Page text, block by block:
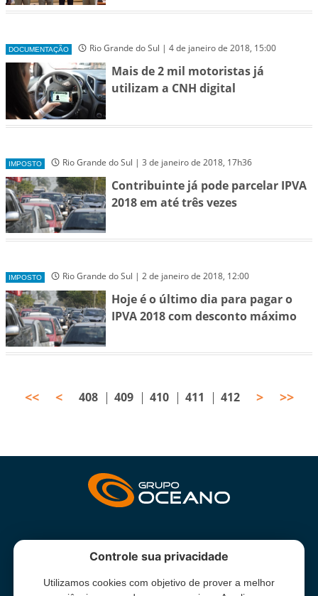
DOCUMENTAÇÃO Rio Grande do Sul | 4 de janeiro de 2018, 15:00
Mais de 2 mil motoristas já
utilizam a CNH digital
IMPOSTO Rio Grande do Sul | 3 de janeiro de 2018, 17h36
Contribuinte já pode parcelar IPVA
2018 em até três vezes
IMPOSTO Rio Grande do Sul | 2 de janeiro de 2018, 12:00
Hoje é o último dia para pagar o
IPVA 2018 com desconto máximo
<< < 408 409 410 411 412 > >>
INSTITUCIONAL
Grupo Oceano - Todos direitos reservados -
Controle sua privacidade
Utilizamos cookies com objetivo de prover a melhor